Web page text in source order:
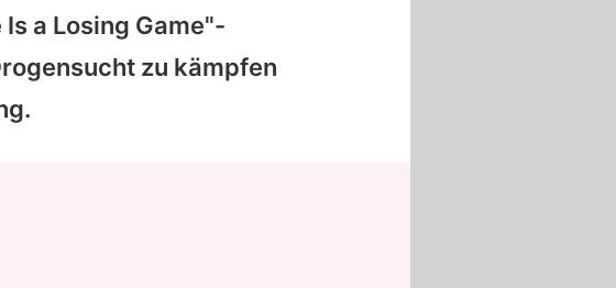
Is a Losing Game"-
zu kämpfen